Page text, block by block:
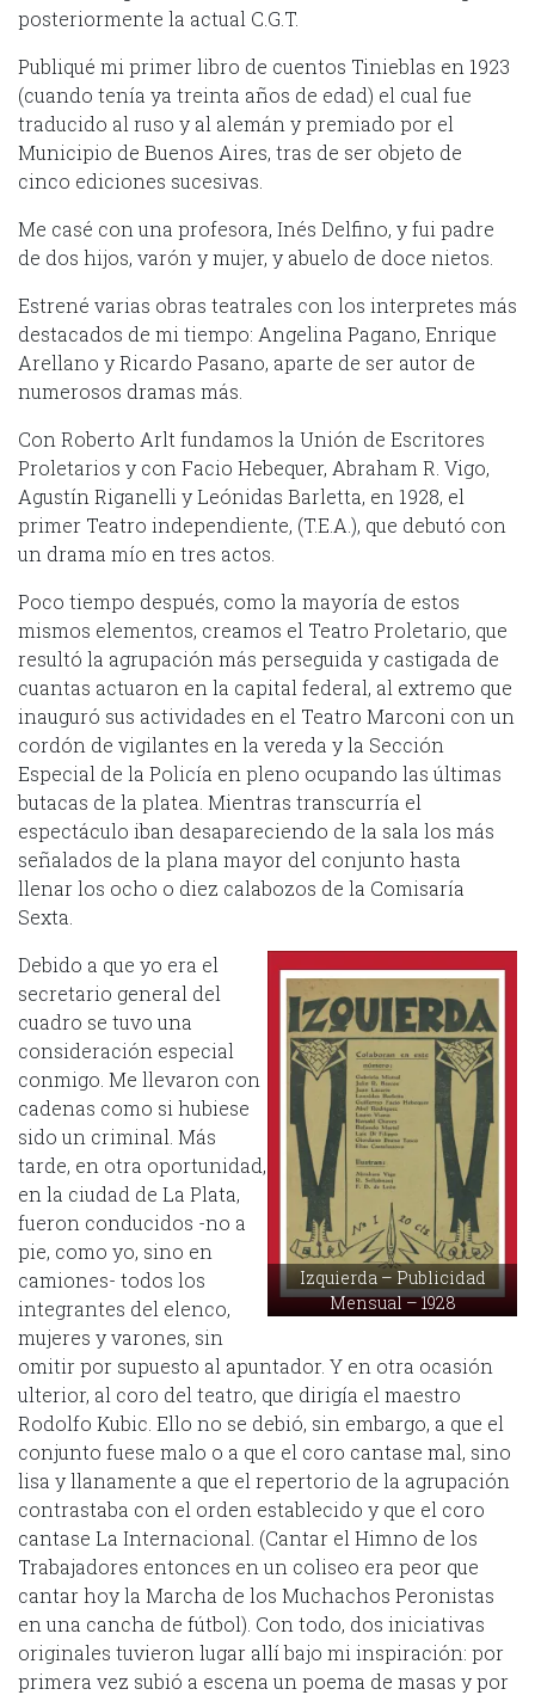
posteriormente la actual C.G.T.
Publiqué mi primer libro de cuentos Tinieblas en 1923
(cuando tenía ya treinta años de edad) el cual fue
traducido al ruso y al alemán y premiado por el
Municipio de Buenos Aires, tras de ser objeto de
cinco ediciones sucesivas.
Me casé con una profesora, Inés Delfino, y fui padre
de dos hijos, varón y mujer, y abuelo de doce nietos.
Estrené varias obras teatrales con los interpretes más
destacados de mi tiempo: Angelina Pagano, Enrique
Arellano y Ricardo Pasano, aparte de ser autor de
numerosos dramas más.
Con Roberto Arlt fundamos la Unión de Escritores
Proletarios y con Facio Hebequer, Abraham R. Vigo,
Agustín Riganelli y Leónidas Barletta, en 1928, el
primer Teatro independiente, (T.E.A.), que debutó con
un drama mío en tres actos.
Poco tiempo después, como la mayoría de estos
mismos elementos, creamos el Teatro Proletario, que
resultó la agrupación más perseguida y castigada de
cuantas actuaron en la capital federal, al extremo que
inauguró sus actividades en el Teatro Marconi con un
cordón de vigilantes en la vereda y la Sección
Especial de la Policía en pleno ocupando las últimas
butacas de la platea. Mientras transcurría el
espectáculo iban desapareciendo de la sala los más
señalados de la plana mayor del conjunto hasta
llenar los ocho o diez calabozos de la Comisaría
Sexta.
Izquierda – Publicidad
Mensual – 1928
Debido a que yo era el
secretario general del
cuadro se tuvo una
consideración especial
conmigo. Me llevaron con
cadenas como si hubiese
sido un criminal. Más
tarde, en otra oportunidad,
en la ciudad de La Plata,
fueron conducidos -no a
pie, como yo, sino en
camiones- todos los
integrantes del elenco,
mujeres y varones, sin
omitir por supuesto al apuntador. Y en otra ocasión
ulterior, al coro del teatro, que dirigía el maestro
Rodolfo Kubic. Ello no se debió, sin embargo, a que el
conjunto fuese malo o a que el coro cantase mal, sino
lisa y llanamente a que el repertorio de la agrupación
contrastaba con el orden establecido y que el coro
cantase La Internacional. (Cantar el Himno de los
Trabajadores entonces en un coliseo era peor que
cantar hoy la Marcha de los Muchachos Peronistas
en una cancha de fútbol). Con todo, dos iniciativas
originales tuvieron lugar allí bajo mi inspiración: por
primera vez subió a escena un poema de masas y por